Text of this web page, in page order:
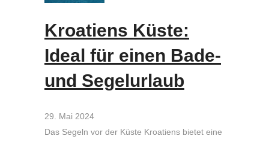
Kroatiens Küste:
Ideal für einen Bade-
und Segelurlaub
29. Mai 2024
Das Segeln vor der Küste Kroatiens bietet eine